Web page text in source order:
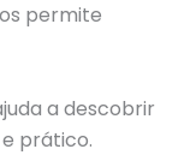
permite
a descobrir
prático.